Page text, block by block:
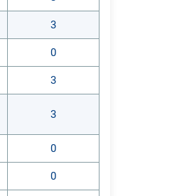
3
0
3
3
0
0